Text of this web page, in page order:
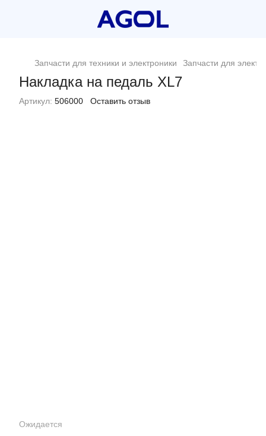
Запчасти для техники и электроники Запчасти для
Накладка на педаль XL7
Артикул: 506000 Оставить отзыв
Ожидается